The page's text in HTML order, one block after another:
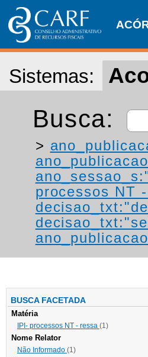
Sistemas:
Busca:
>
processos NT
BUSCA FACETADA
Matéria
IPI- processos NT - ressa (1)
Nome Relator
Não Informado (1)